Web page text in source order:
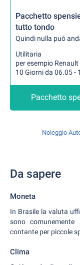
Pacchetto
tutto tondo
Quindi nulla può
Utilitaria
per esempio Renault
10 Giorni da 06.05 -
Pacchetto
Noleggio
Da sapere
Moneta
In Brasile la valuta
sono
contante per piccole
Clima